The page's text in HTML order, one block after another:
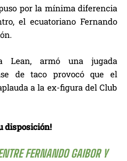
por la mínima diferencia
el ecuatoriano Fernando
armó una jugada
de taco provocó que el
a la ex-figura del Club
disposición!
FERNANDO GAIBOR Y